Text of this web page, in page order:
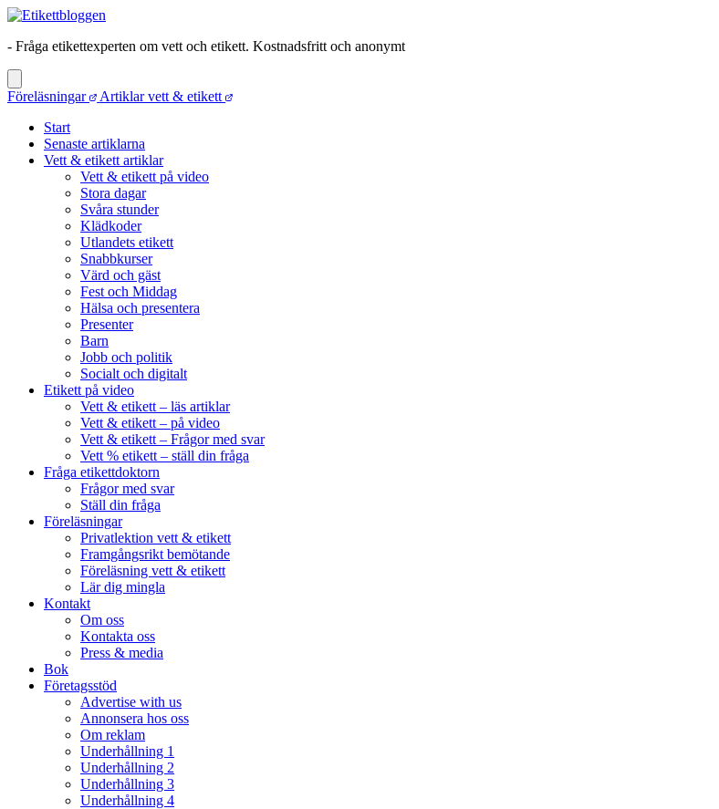
- Fråga etikettexperten om vett och etikett. Kostnadsfritt och anonymt
Föreläsningar
Artiklar vett & etikett
Start
Senaste artiklarna
Vett & etikett artiklar
Vett & etikett på video
Stora dagar
Svåra stunder
Klädkoder
Utlandets etikett
Snabbkurser
Värd och gäst
Fest och Middag
Hälsa och presentera
Presenter
Barn
Jobb och politik
Socialt och digitalt
Etikett på video
Vett & etikett – läs artiklar
Vett & etikett – på video
Vett & etikett – Frågor med svar
Vett % etikett – ställ din fråga
Fråga etikettdoktorn
Frågor med svar
Ställ din fråga
Föreläsningar
Privatlektion vett & etikett
Framgångsrikt bemötande
Föreläsning vett & etikett
Lär dig mingla
Kontakt
Om oss
Kontakta oss
Press & media
Bok
Företagsstöd
Advertise with us
Annonsera hos oss
Om reklam
Underhållning 1
Underhållning 2
Underhållning 3
Underhållning 4